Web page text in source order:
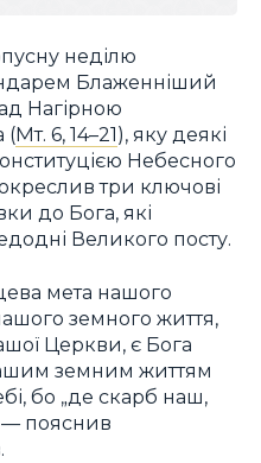
неділю
Блаженніший
Нагірною
(Мт. 6, 14–21), яку деякі
Небесного
три ключові
до Бога, які
Великого посту.
мета нашого
земного життя,
Церкви, є Бога
земним життям
бо „де скарб наш,
— пояснив